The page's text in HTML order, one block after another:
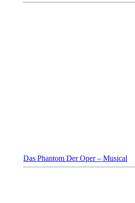
Das Phantom Der Oper – Musical